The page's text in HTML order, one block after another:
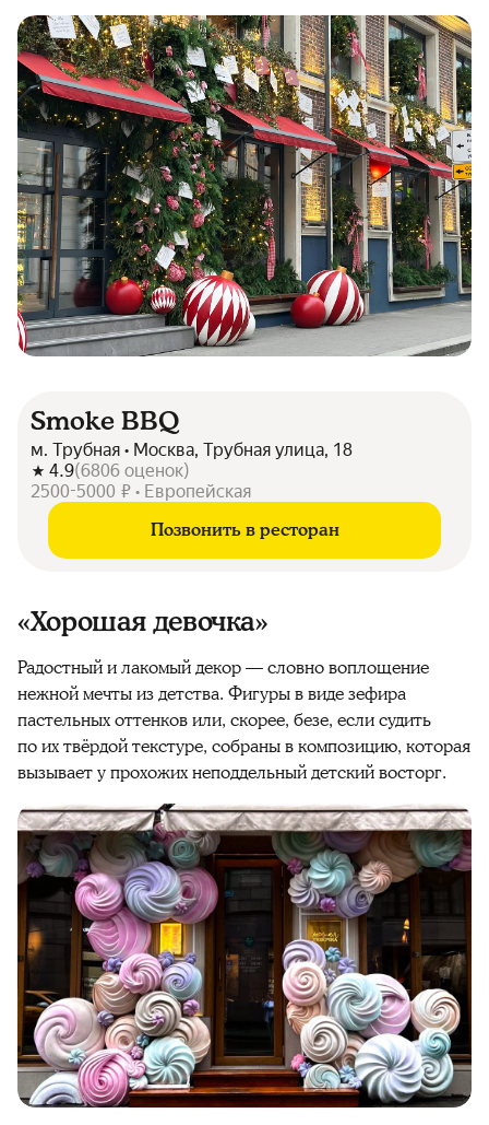
Smoke BBQ
м. Трубная • Москва, Трубная улица, 18
4.9(6806 оценок)
2500-5000 ₽ • Европейская
Позвонить в ресторан
«Хорошая девочка»
Радостный и лакомый декор — словно воплощение
нежной мечты из детства. Фигуры в виде зефира
пастельных оттенков или, скорее, безе, если судить
по их твёрдой текстуре, собраны в композицию, которая
вызывает у прохожих неподдельный детский восторг.